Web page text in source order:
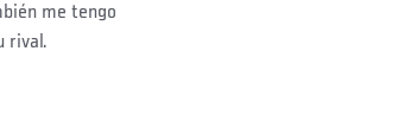
me tengo
rival.